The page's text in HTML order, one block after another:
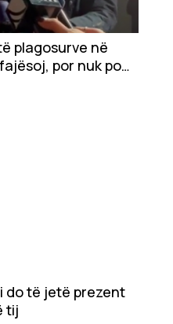
plagosurve në
por nuk po
do të jetë prezent
tij